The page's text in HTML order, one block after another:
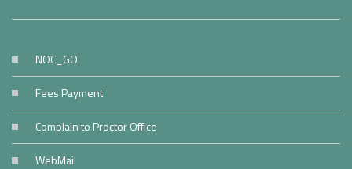
NOC_GO
Fees Payment
Complain to Proctor Office
WebMail